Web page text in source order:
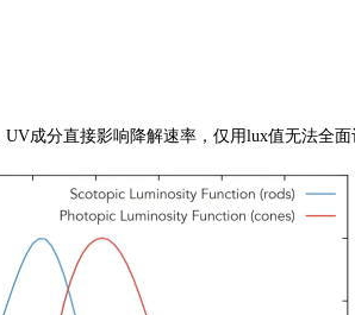
UV成分直接影响降解速率，仅用lux值无法全面